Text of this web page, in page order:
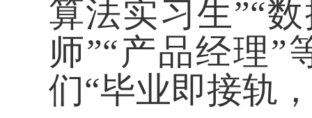
算法实习生”“
师”“产品经理”
们“毕业即接轨